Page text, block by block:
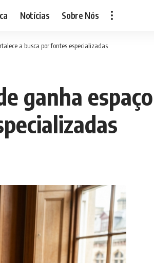
Notícias Sobre Nós
a busca por fontes especializadas
ganha